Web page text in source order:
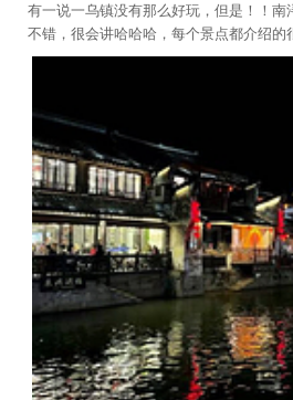
有一说一乌镇没有那么好玩，但是！！
不错，很会讲哈哈哈，每个景点都介绍的